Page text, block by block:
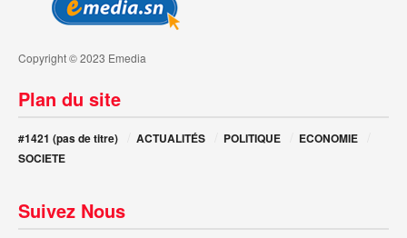
Copyright © 2023 Emedia
Plan du site
#1421 (pas de titre) ACTUALITÉS POLITIQUE
ECONOMIE
SOCIETE
Suivez Nous